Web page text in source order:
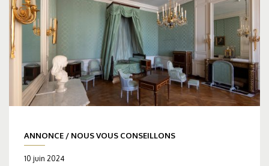
ANNONCE / NOUS VOUS CONSEILLONS
10 juin 2024